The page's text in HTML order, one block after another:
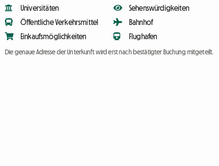
Universitäten
Öffentliche Verkehrsmittel
Einkaufsmöglichkeiten
Sehenswürdigkeiten
Bahnhof
Flughafen
Die genaue Adresse der Unterkunft wird erst nach bestätigter Buchung mitgeteilt.